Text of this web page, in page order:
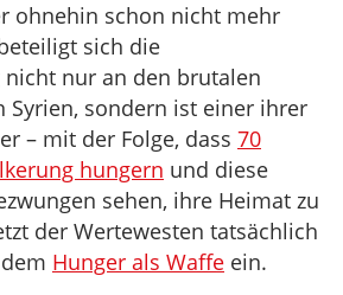
ohnehin schon nicht mehr
sich die
nur an den brutalen
Syrien, sondern ist einer ihrer
– mit der Folge, dass 70
hungern und diese
sehen, ihre Heimat zu
der Wertewesten tatsächlich
Hunger als Waffe ein.